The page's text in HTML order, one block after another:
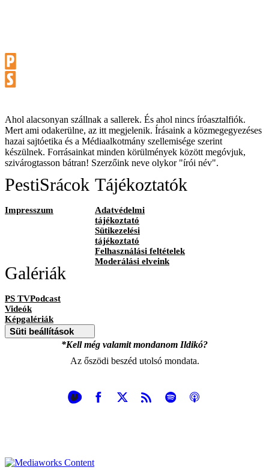
Ahol alacsonyan szállnak a sallerek. És ahol nincs íróasztalfiók.
Mert ami odakerülne, az itt megjelenik. Írásaink a közmegegyezéses
hazai sajtóetika és a Médiaalkotmány szellemisége szerint
készülnek. Forrásainkat minden körülmények között megóvjuk,
szivárogtasson bátran! Szerzőink neve olykor "írói név".
PestiSrácok
Impresszum
Tájékoztatók
Adatvédelmi
tájékoztató
Sütikezelési
tájékoztató
Felhasználási feltételek
Moderálási elveink
Galériák
PS TVPodcast
Videók
Képgalériák
Süti beállítások
*Kell még valamit mondanom Ildikó?
Az őszödi beszéd utolsó mondata.